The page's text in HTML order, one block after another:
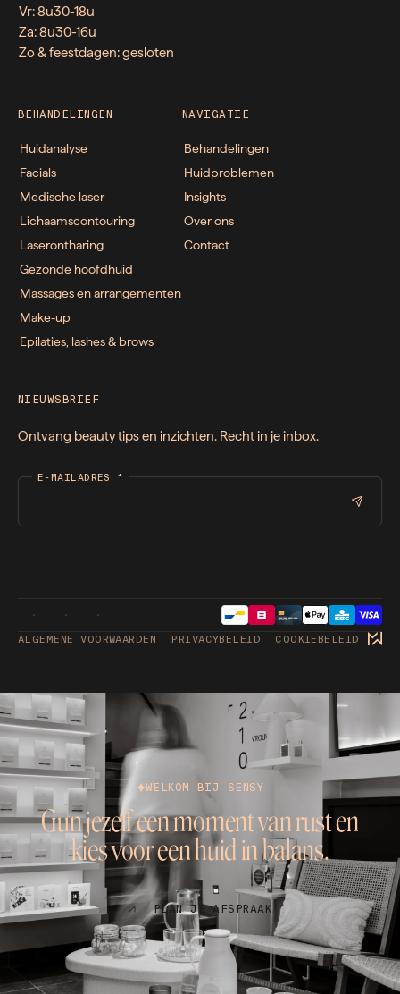
Vr: 8u30-18u
Za: 8u30-16u
Zo & feestdagen: gesloten
BEHANDELINGEN
Huidanalyse
Facials
Medische laser
Lichaamscontouring
Laserontharing
Gezonde hoofdhuid
Massages en arrangementen
Make-up
Epilaties, lashes & brows
NAVIGATIE
Behandelingen
Huidproblemen
Insights
Over ons
Contact
NIEUWSBRIEF
Ontvang beauty tips en inzichten. Recht in je inbox.
E-MAILADRES *
ALGEMENE VOORWAARDEN PRIVACYBELEID COOKIEBELEID
WELKOM BIJ SENSY
Gun jezelf een moment van rust en
kies voor een huid in balans.
PLAN JE AFSPRAAK